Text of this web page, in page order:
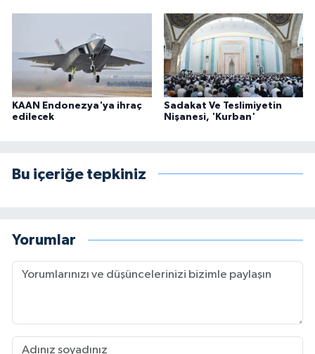
KAAN Endonezya'ya ihraç
edilecek
Sadakat Ve Teslimiyetin
Nişanesi, 'Kurban'
Bu içeriğe tepkiniz
Yorumlar